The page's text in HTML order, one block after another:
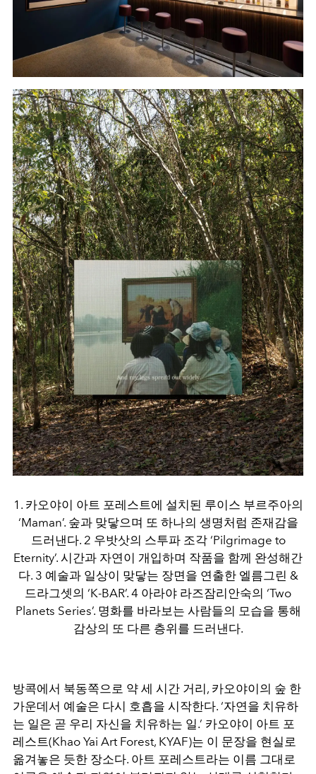
1. 카오야이 아트 포레스트에 설치된 루이스 부르주아의
‘Maman’. 숲과 맞닿으며 또 하나의 생명처럼 존재감을
드러낸다. 2 우밧삿의 스투파 조각 ‘Pilgrimage to
Eternity’. 시간과 자연이 개입하며 작품을 함께 완성해간
다. 3 예술과 일상이 맞닿는 장면을 연출한 엘름그린 &
드라그셋의 ‘K-BAR’. 4 아라야 라즈잠리안숙의 ‘Two
Planets Series’. 명화를 바라보는 사람들의 모습을 통해
감상의 또 다른 층위를 드러낸다.
방콕에서 북동쪽으로 약 세 시간 거리, 카오야이의 숲 한
가운데서 예술은 다시 호흡을 시작한다. ‘자연을 치유하
는 일은 곧 우리 자신을 치유하는 일.’ 카오야이 아트 포
레스트(Khao Yai Art Forest, KYAF)는 이 문장을 현실로
옮겨놓은 듯한 장소다. 아트 포레스트라는 이름 그대로